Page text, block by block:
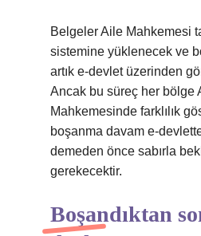
Belgeler Aile Mahkemesi
sistemine yüklenecek ve
artık e-devlet üzerinden
Ancak bu süreç her bölge
Mahkemesinde farklılık
boşanma davam e-
demeden önce sabırla
gerekecektir.
Boşandıktan